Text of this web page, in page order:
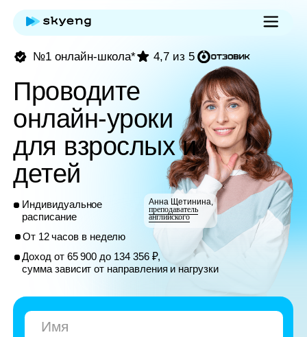
Индивидуальное
расписание
От 12 часов в неделю
Доход от 65 900 до 134 356 ₽,
сумма зависит от направления и нагрузки
4,7 из 5
Проводите
онлайн-уроки
для взрослых и
детей
Анна Щетинина,
преподаватель